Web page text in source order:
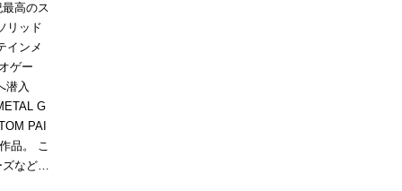
高のス
リッド
インメ
ゲー
潜入
G
PAI
品。 こ
ズなど…